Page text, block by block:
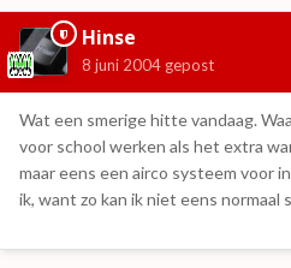
Hinse
8 juni 2004 gepost
Wat een smerige hitte vandaag.
voor school werken als het extra
maar eens een airco systeem voor
ik, want zo kan ik niet eens normaal